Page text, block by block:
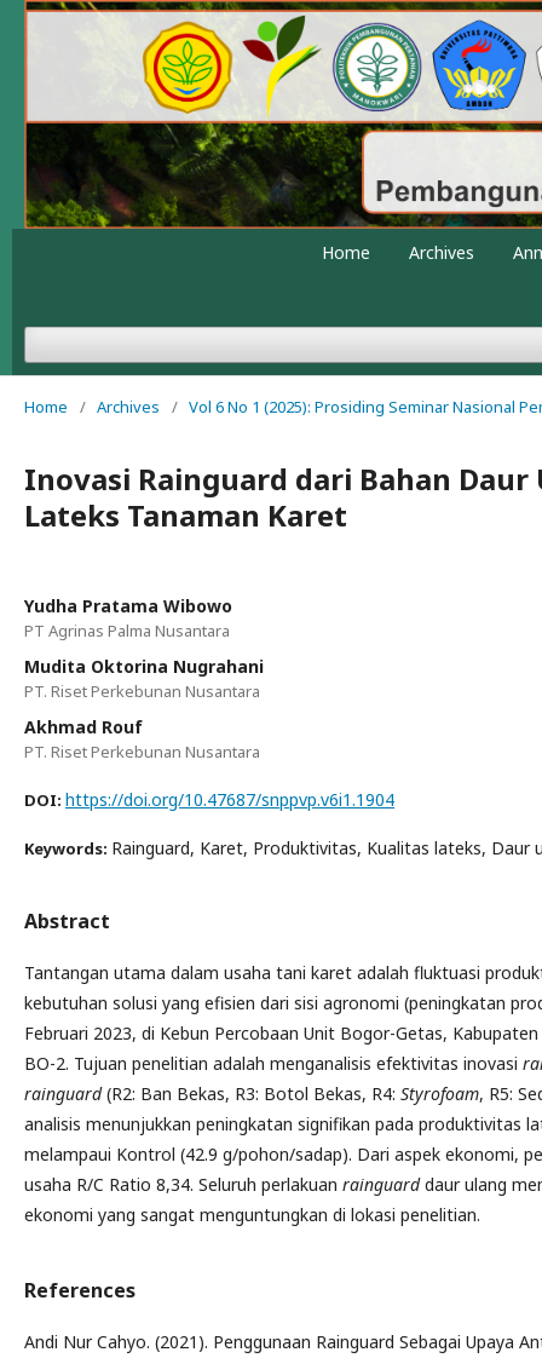
Home Archives
Home / Archives / Vol 6 No 1 (2025): Prosiding Seminar Nasional
Inovasi Rainguard dari Bahan
Lateks Tanaman Karet
Yudha Pratama Wibowo
PT Agrinas Palma Nusantara
Mudita Oktorina Nugrahani
PT. Riset Perkebunan Nusantara
Akhmad Rouf
PT. Riset Perkebunan Nusantara
DOI: https://doi.org/10.47687/snppvp.v6i1.1904
Keywords: Rainguard, Karet, Produktivitas, Kualitas lateks, Daur
Abstract
Tantangan utama dalam usaha tani karet adalah fluktuasi
kebutuhan solusi yang efisien dari sisi agronomi (peningkatan
Februari 2023, di Kebun Percobaan Unit Bogor-Getas,
BO-2. Tujuan penelitian adalah menganalisis efektivitas inovasi
rainguard(R2: Ban Bekas, R3: Botol Bekas, R4: Styrofoam, R5:
analisis menunjukkan peningkatan signifikan pada produktivitas
melampaui Kontrol (42.9 g/pohon/sadap). Dari aspek ekonomi,
usaha R/C Ratio 8,34. Seluruh perlakuan rainguarddaur ulang
ekonomi yang sangat menguntungkan di lokasi penelitian.
References
Andi Nur Cahyo. (2021). Penggunaan Rainguard Sebagai Upaya